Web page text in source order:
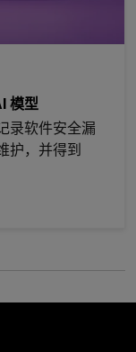
模型
录软件安全漏
护，并得到